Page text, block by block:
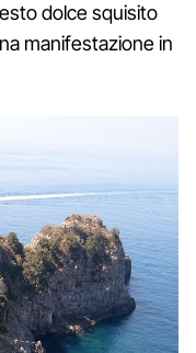
dolce squisito
manifestazione in